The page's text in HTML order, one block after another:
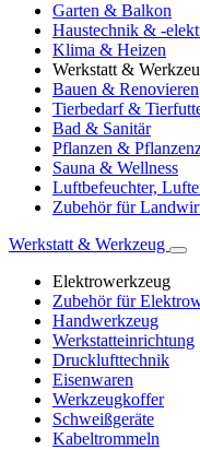
Garten & Balkon
Haustechnik & -
Klima & Heizen
Werkstatt &
Bauen & Renovieren
Tierbedarf &
Bad & Sanitär
Pflanzen &
Sauna & Wellness
Luftbefeuchter,
Zubehör für
Werkstatt & Werkzeug
Elektrowerkzeug
Zubehör für
Handwerkzeug
Werkstatteinrichtung
Drucklufttechnik
Eisenwaren
Werkzeugkoffer
Schweißgeräte
Kabeltrommeln